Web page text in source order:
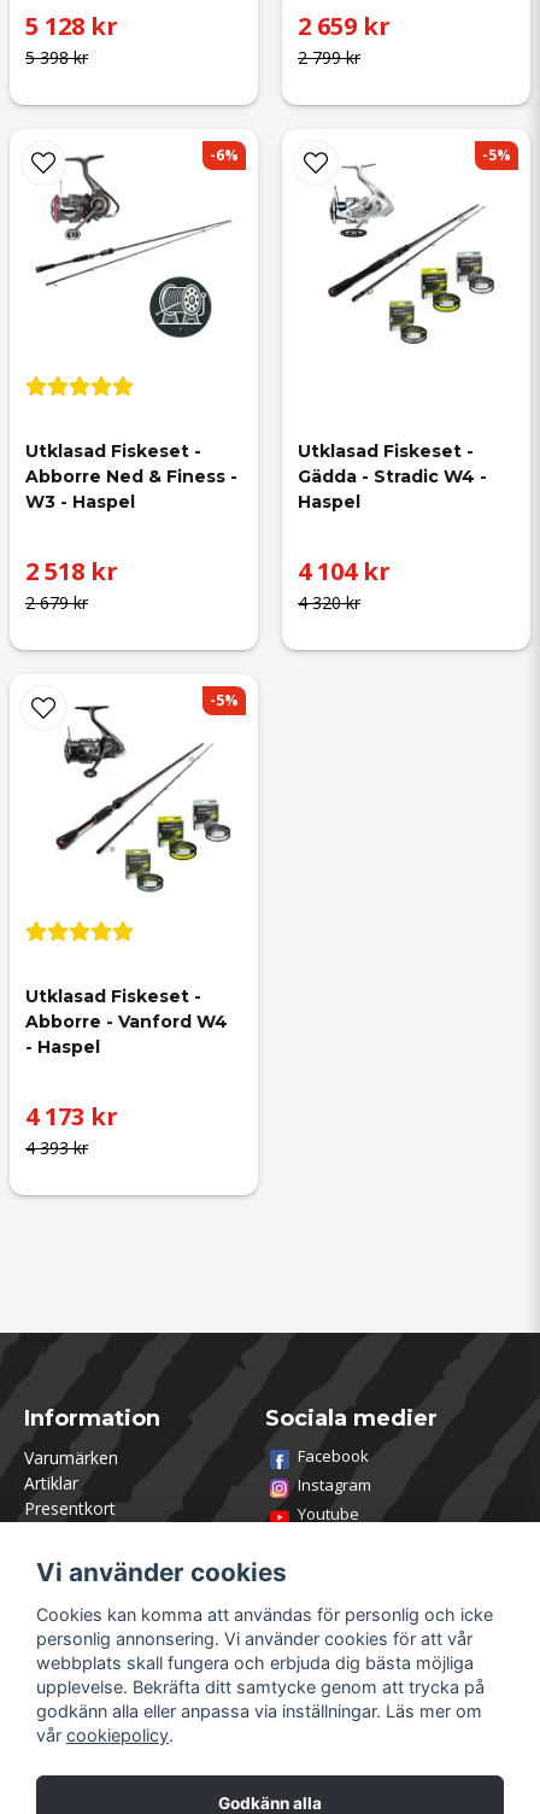
5 398 kr
5 128 kr
2 799 kr
2 659 kr
Utklasad Fiskeset -
Abborre Ned & Finess -
W3 - Haspel
2 679 kr
2 518 kr
-6%
Utklasad Fiskeset -
Gädda - Stradic W4 -
Haspel
4 320 kr
4 104 kr
-5%
Utklasad Fiskeset -
Abborre - Vanford W4
- Haspel
4 393 kr
4 173 kr
-5%
Information
Varumärken
Artiklar
Presentkort
Om Utklasad
Team Utklasad
Recensera och vinn
Öppettider Lagershop
Jobba hos oss
Returer
Villkor & Policy
Sociala medier
Facebook
Instagram
Youtube
Vi använder cookies
Cookies kan komma att användas för personlig och icke
personlig annonsering. Vi använder cookies för att vår
webbplats skall fungera och erbjuda dig bästa möjliga
upplevelse. Bekräfta ditt samtycke genom att trycka på
godkänn alla eller anpassa via inställningar. Läs mer om
vår cookiepolicy.
Godkänn alla